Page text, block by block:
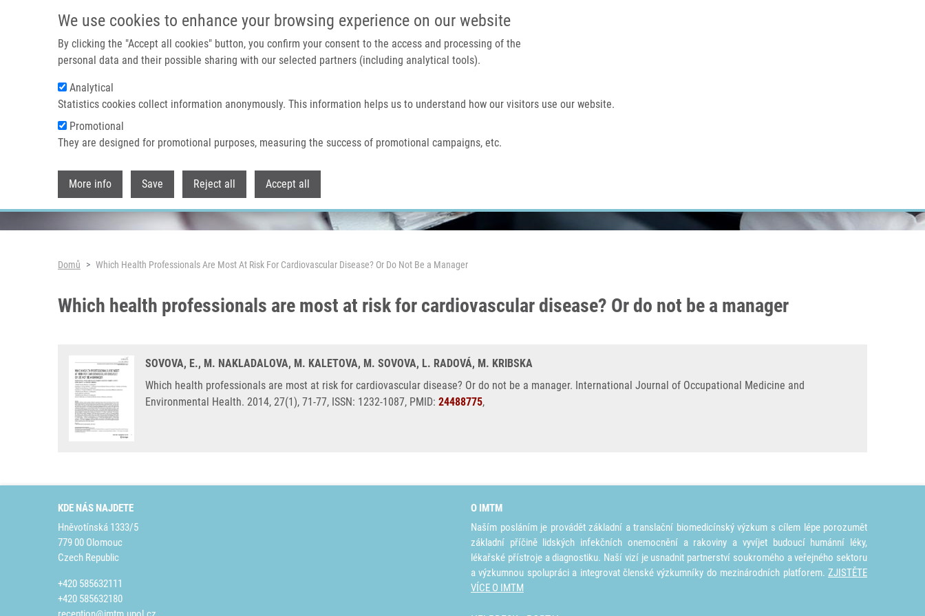
We use cookies to enhance your browsing experience on our website
By clicking the "Accept all cookies" button, you confirm your consent to the access and processing of the
personal data and their possible sharing with our selected partners (including analytical tools).
Analytical
Statistics cookies collect information anonymously. This information helps us to understand how our visitors use our website.
Promotional
They are designed for promotional purposes, measuring the success of promotional campaigns, etc.
More info Save Reject all Accept all
IMTM PORTÁL
Domů O nás
Header image
Drobečková navigace
Domů Which Health Professionals Are Most At Risk For Cardiovascular Disease? Or Do Not Be a Manager
Which health professionals are most at risk for cardiovascular disease? Or do not be a manager
SOVOVA, E., M. NAKLADALOVA, M. KALETOVA, M. SOVOVA, L. RADOVÁ, M. KRIBSKA
Which health professionals are most at risk for cardiovascular disease? Or do not be a manager. International Journal of Occupational Medicine and
Environmental Health. 2014, 27(1), 71-77, ISSN: 1232-1087, PMID: 24488775,
KDE NÁS NAJDETE
Hněvotínská 1333/5
779 00 Olomouc
Czech Republic
+420 585632111
+420 585632180
O IMTM
Naším posláním je provádět základní a translační biomedicínský výzkum s cílem lépe porozumět
základní příčině lidských infekčních onemocnění a rakoviny a vyvíjet budoucí humánní léky,
lékařské přístroje a diagnostiku. Naší vizí je usnadnit partnerství soukromého a veřejného sektoru
a výzkumnou spolupráci a integrovat členské výzkumníky do mezinárodních platforem. ZJISTĚTE
VÍCE O IMTM